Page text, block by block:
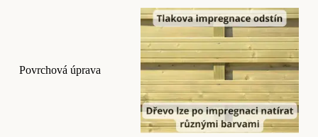
Povrchová úprava